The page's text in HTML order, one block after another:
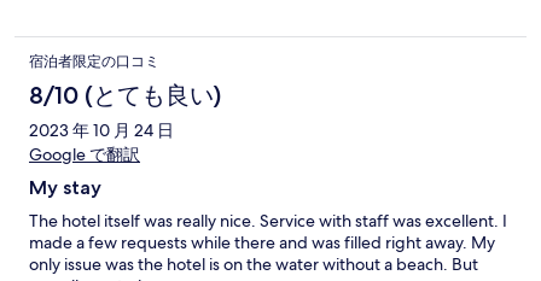
宿泊者限定の口コミ
8/10 (とても良い)
2023 年 10 月 24 日
Google で翻訳
My stay
The hotel itself was really nice. Service with staff was excellent. I
made a few requests while there and was filled right away. My
only issue was the hotel is on the water without a beach. But